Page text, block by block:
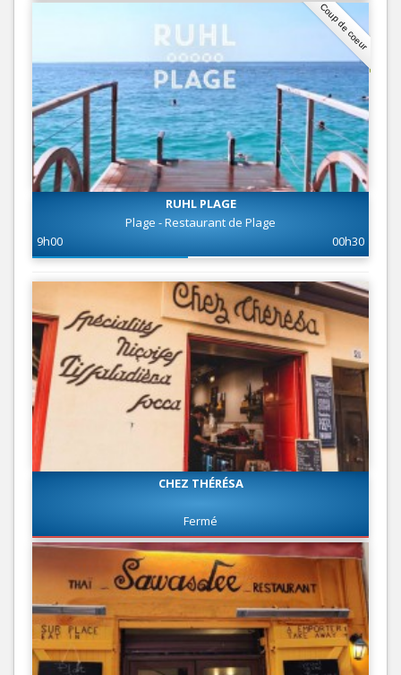
Coup de coeur
RUHL PLAGE
Plage - Restaurant de Plage
9h00
00h30
CHEZ THÉRÉSA
Fermé